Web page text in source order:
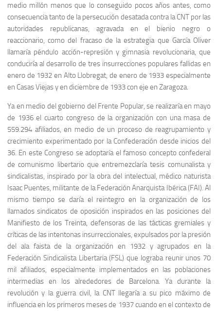
medio millón menos que lo conseguido pocos años antes, como
consecuencia tanto de la persecución desatada contra la CNT por las
autoridades republicanas, agravada en el bienio negro o
reaccionario, como del fracaso de la estrategia que García Oliver
llamaría péndulo acción-represión y gimnasia revolucionaria, que
conduciría al desarrollo de tres insurrecciones populares fallidas en
enero de 1932 en Alto Llobregat, de enero de 1933 especialmente
en Casas Viejas y en diciembre de 1933 con eje en Zaragoza.
Ya en medio del gobierno del Frente Popular, se realizaría en mayo
de 1936 el cuarto congreso de la organización con una masa de
559.294 afiliados, en medio de un proceso de reagrupamiento y
crecimiento experimentado por la Confederación desde inicios del
36. En este Congreso se adoptaría el famoso concepto confederal
de comunismo libertario que entremezclaría tesis comunalista y
sindicalistas, inspirado por la obra del intelectual, médico naturista
Isaac Puentes, militante de la Federación Anarquista Ibérica (FAI). Al
mismo tiempo se daría el reintegro en la organización de los
llamados sindicatos de oposición inspirados en las posiciones del
Manifiesto de los Treinta, defensoras de las tácticas gremiales y
críticas de las intentonas insurreccionales, expulsados por la presión
del ala faista de la organización en 1932 y agrupados en la
Federación Sindicalista Libertaria (FSL) que lograba reunir unos 70
mil afiliados, especialmente implementados en las poblaciones
intermedias en los alrededores de Barcelona. Ya durante la
revolución y la guerra civil, la CNT llegaría a su pico máximo de
influencia en los primeros meses de 1937 cuando en el contexto de